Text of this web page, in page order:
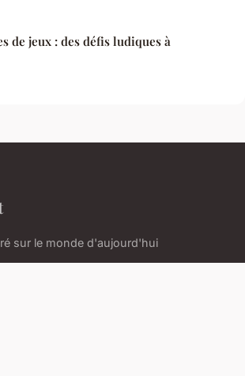
de jeux : des défis ludiques à
sur le monde d'aujourd'hui